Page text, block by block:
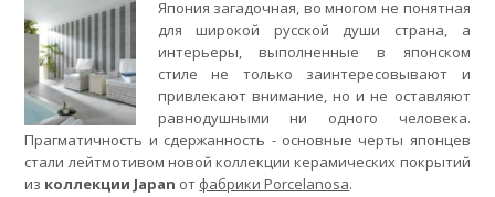
Япония загадочная, во многом не понятная
для широкой русской души страна, а
интерьеры, выполненные в японском
стиле не только заинтересовывают и
привлекают внимание, но и не оставляют
равнодушными ни одного человека.
Прагматичность и сдержанность - основные черты японцев
стали лейтмотивом новой коллекции керамических покрытий
из коллекции Japan от фабрики Porcelanosa.